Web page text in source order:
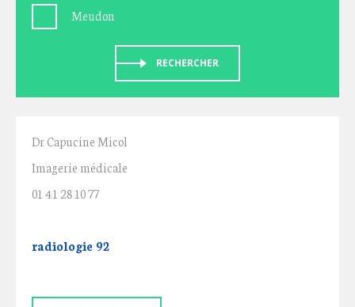
Meudon
RECHERCHER
Dr Capucine Micol
Imagerie médicale
01 41 28 10 77
radiologie 92